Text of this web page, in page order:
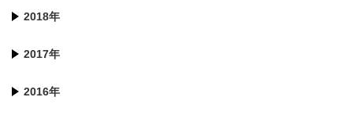
2018年
2017年
2016年